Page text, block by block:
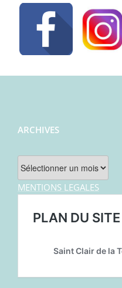
ARCHIVES
Archives
MENTIONS LEGALES